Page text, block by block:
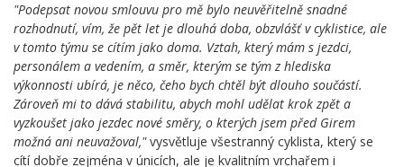
"Podepsat novou smlouvu pro mě bylo neuvěřitelně snadné
rozhodnutí, vím, že pět let je dlouhá doba, obzvlášť v cyklistice, ale
v tomto týmu se cítím jako doma. Vztah, který mám s jezdci,
personálem a vedením, a směr, kterým se tým z hlediska
výkonnosti ubírá, je něco, čeho bych chtěl být dlouho součástí.
Zároveň mi to dává stabilitu, abych mohl udělat krok zpět a
vyzkoušet jako jezdec nové směry, o kterých jsem před Girem
možná ani neuvažoval,"vysvětluje všestranný cyklista, který se
cítí dobře zejména v únicích, ale je kvalitním vrchařem i